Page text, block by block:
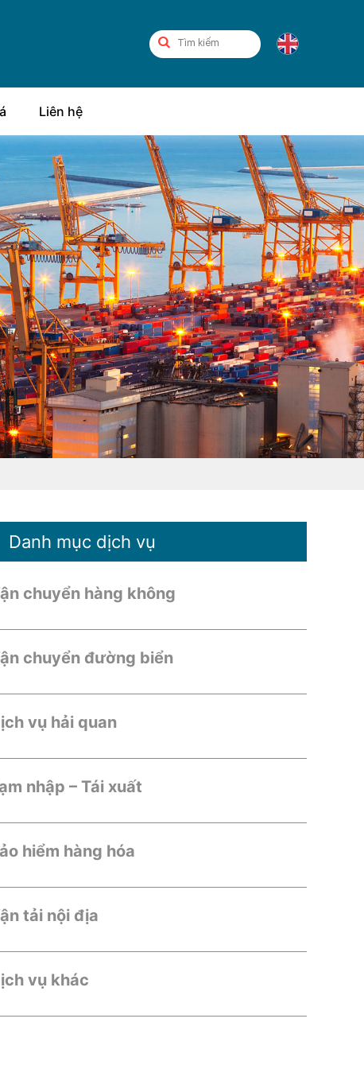
Liên hệ
Danh mục dịch vụ
chuyển hàng không
chuyển đường biển
vụ hải quan
nhập – Tái xuất
hiểm hàng hóa
tải nội địa
vụ khác